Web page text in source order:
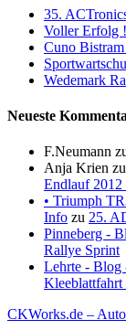
35.
Voller Erfolg
Cuno
Wedemark
Neueste
F.Neumann
Anja Krien zu
Endlauf
• Triumph
Info zu 25.
Pinneberg -
Rallye Sprint
Lehrte - Blog
CKWorks.de –